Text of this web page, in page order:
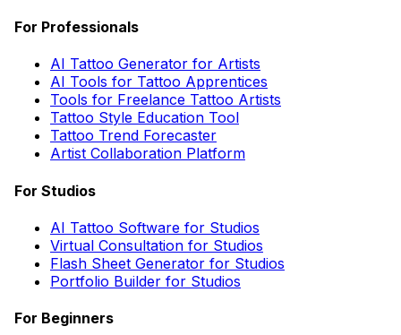
For Professionals
AI Tattoo Generator for Artists
AI Tools for Tattoo Apprentices
Tools for Freelance Tattoo Artists
Tattoo Style Education Tool
Tattoo Trend Forecaster
Artist Collaboration Platform
For Studios
AI Tattoo Software for Studios
Virtual Consultation for Studios
Flash Sheet Generator for Studios
Portfolio Builder for Studios
For Beginners